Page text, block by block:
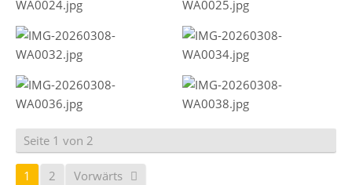
Seite 1 von 2
1 2 Vorwärts